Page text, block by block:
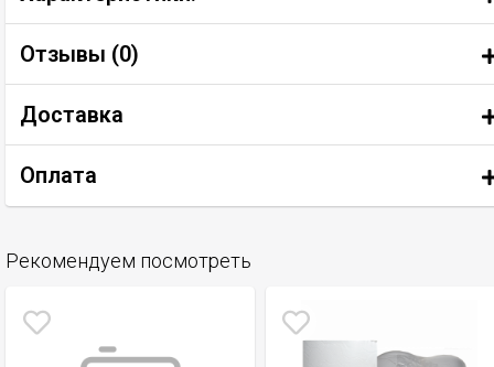
Отзывы (0)
Доставка
Оплата
Рекомендуем посмотреть